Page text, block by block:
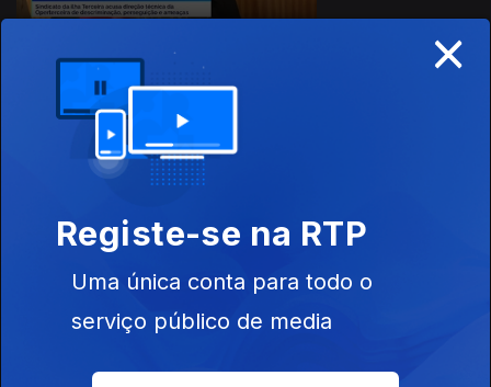
×
Registe-se na RTP
Uma única conta para todo o
serviço público de media